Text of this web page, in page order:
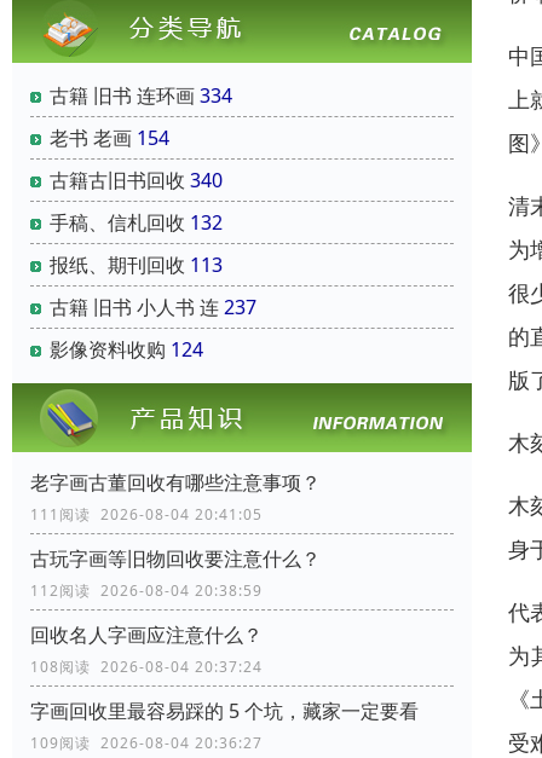
古籍 旧书 连环画334
老书 老画 154
古籍古旧书回收 340
手稿、信札回收 132
报纸、期刊回收 113
古籍 旧书 小人书 连237
影像资料收购 124
老字画古董回收有哪些注意事项？
111阅读 2026-08-04 20:41:05
古玩字画等旧物回收要注意什么？
112阅读 2026-08-04 20:38:59
回收名人字画应注意什么？
108阅读 2026-08-04 20:37:24
字画回收里最容易踩的 5 个坑，藏家一定要看
109阅读 2026-08-04 20:36:27
中
上
图
清
为
很
的
版
木
木
身
代
为
受